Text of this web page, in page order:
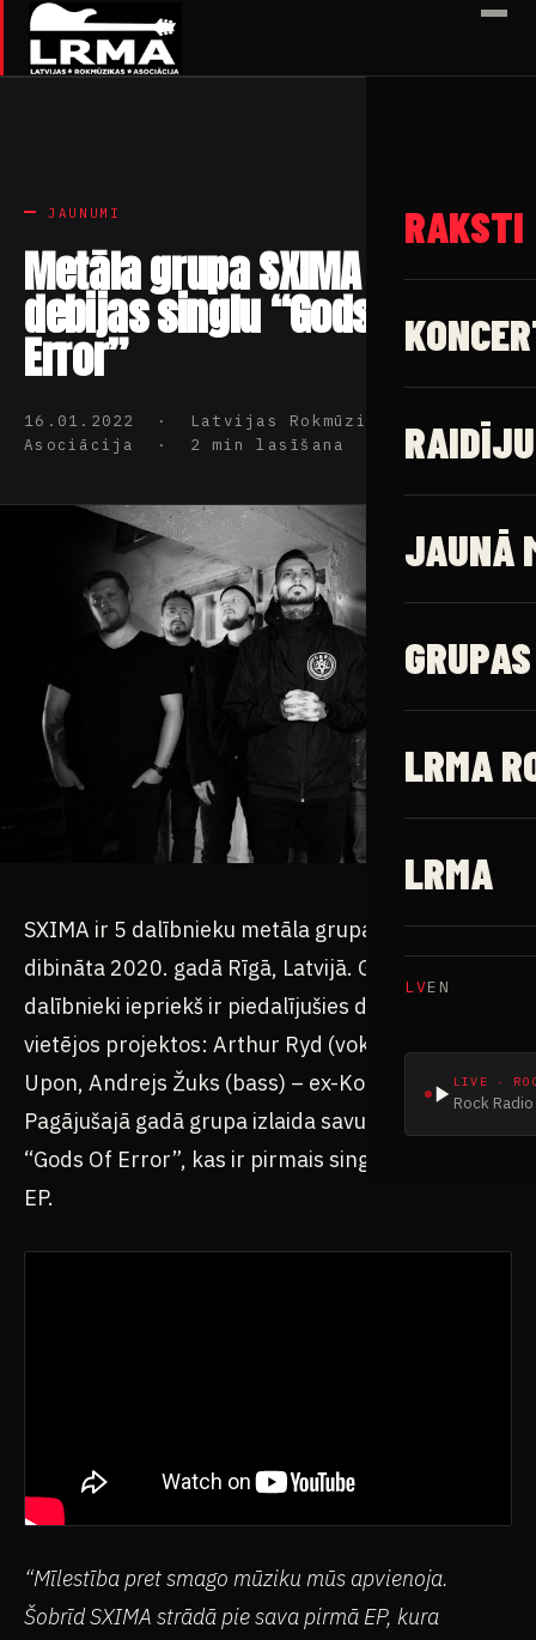
✕
RAKSTI
JAUNĀ
GRUPAS
LRMA
LRMA
LVEN
LIVE ·
Rock
JAUNUMI
Metāla grupa SXIMA izdod
debijas singlu “Gods Of
Error”
16.01.2022 · Latvijas Rokmūzikas
Asociācija · 2 min lasīšana
SXIMA ir 5 dalībnieku metāla grupa, kas tika
dibināta 2020. gadā Rīgā, Latvijā. Grupas
dalībnieki iepriekš ir piedalījušies dažādos
vietējos projektos: Arthur Ryd (vokāls) – ex-Once
Upon, Andrejs Žuks (bass) – ex-Kolotun.
Pagājušajā gadā grupa izlaida savu debijas singlu
“Gods Of Error”, kas ir pirmais singls no topošā
EP.
“Mīlestība pret smago mūziku mūs apvienoja.
Šobrīd SXIMA strādā pie sava pirmā EP, kura